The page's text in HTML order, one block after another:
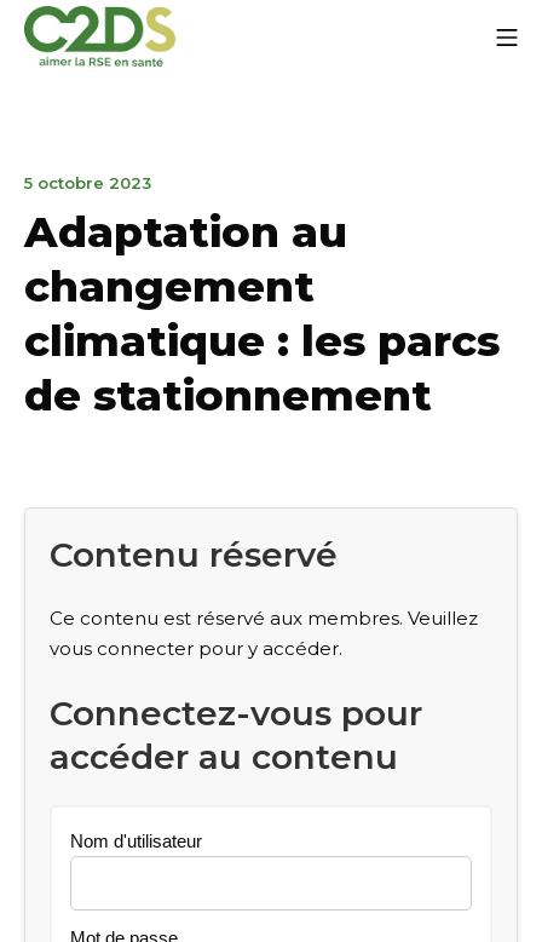
Aller
contenu
5 octobre 20239
2023
Adaptation au
changement
climatique : les parcs
de stationnement
Contenu réservé
Ce contenu est réservé aux membres. Veuillez
vous connecter pour y accéder.
Connectez-vous pour
accéder au contenu
Nom d'utilisateur
Mot de passe